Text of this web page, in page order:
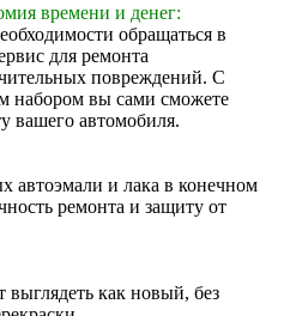
времени и денег:
обращаться в
для ремонта
повреждений. С
набором вы сами сможете
вашего автомобиля.
автоэмали и лака в конечном
ремонта и защиту от
выглядеть как новый, без